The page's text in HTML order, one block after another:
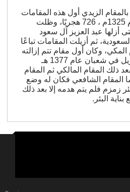
الزيدي أول هذه المقامات
في الإزالة، حيث أزيل عام 1325م ، 726 هجريًا، وظلت
أزلها عبد العزيز آل سعود
ثم أزيلت المقامات تباعًا
وكان أول مقام تتم إزالته
هو المقام الحنبلي الذي أزيل في شعبان عام 1377 هـ
1958م، ثم بعد ذلك المقام المالكي ثم المقام
المقام الشافعي فكان له وضع
زمزم فلم يتم هدمه إلا بعد ذلك